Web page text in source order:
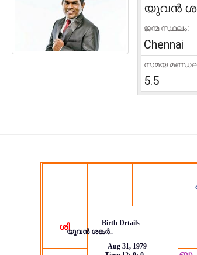
യുവൻ
ജന്മ സ്ഥലം:
Chennai
സമയ
5.5